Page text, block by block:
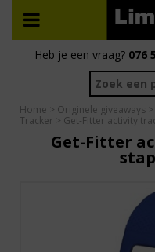
Heb je een vraag? 076
Home > Originele giveaways >
Tracker > Get-Fitter activity
Get-Fitter